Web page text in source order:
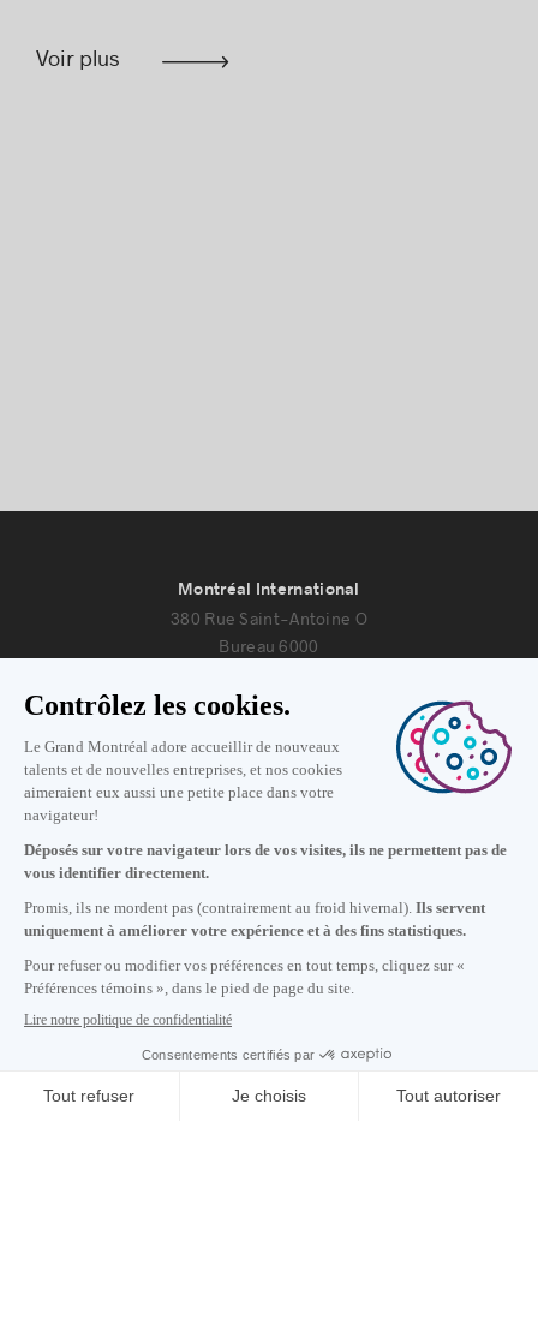
Voir plus
S'abonner à notre infolettre
Carrières
À propos de nous
Montréal International
380 Rue Saint-Antoine O
Bureau 6000
Nous joindre
Lundi au vendredi de 8h30 à 17h.